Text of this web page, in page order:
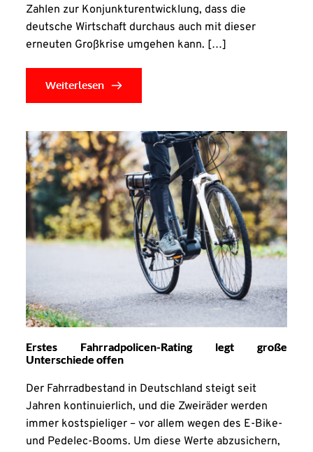
Zahlen zur Konjunkturentwicklung, dass die
deutsche Wirtschaft durchaus auch mit dieser
erneuten Großkrise umgehen kann. […]
Weiterlesen
Erstes Fahrradpolicen-Rating legt große
Unterschiede offen
Der Fahrradbestand in Deutschland steigt seit
Jahren kontinuierlich, und die Zweiräder werden
immer kostspieliger – vor allem wegen des E-Bike-
und Pedelec-Booms. Um diese Werte abzusichern,